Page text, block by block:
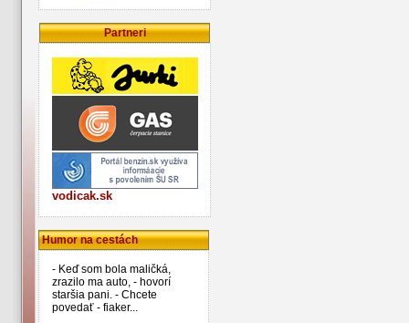
Partneri
vodicak.sk
Humor na cestách
- Keď som bola maličká,
zrazilo ma auto, - hovorí
staršia pani. - Chcete
povedať - fiaker...